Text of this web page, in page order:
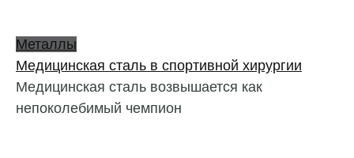
Металлы
Медицинская сталь в спортивной хирургии
Медицинская сталь возвышается как
непоколебимый чемпион